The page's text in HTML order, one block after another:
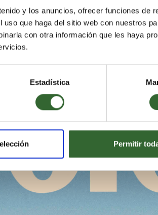
y los anuncios, ofrecer funciones de
que haga del sitio web con nuestros
con otra información que les haya
Estadística
Permitir